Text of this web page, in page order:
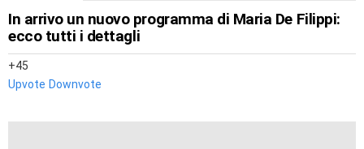
In arrivo un nuovo programma di Maria De Filippi:
ecco tutti i dettagli
45
Upvote Downvote